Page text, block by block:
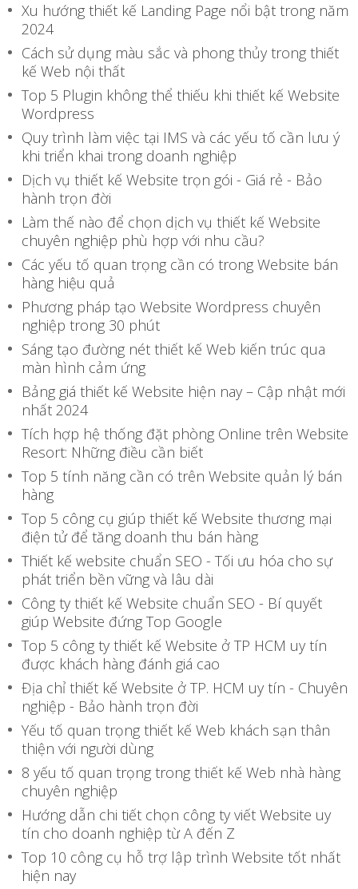
Xu hướng thiết kế Landing Page nổi bật trong năm
2024
Cách sử dụng màu sắc và phong thủy trong thiết
kế Web nội thất
Top 5 Plugin không thể thiếu khi thiết kế Website
Wordpress
Quy trình làm việc tại IMS và các yếu tố cần lưu ý
khi triển khai trong doanh nghiệp
Dịch vụ thiết kế Website trọn gói - Giá rẻ - Bảo
hành trọn đời
Làm thế nào để chọn dịch vụ thiết kế Website
chuyên nghiệp phù hợp với nhu cầu?
Các yếu tố quan trọng cần có trong Website bán
hàng hiệu quả
Phương pháp tạo Website Wordpress chuyên
nghiệp trong 30 phút
Sáng tạo đường nét thiết kế Web kiến trúc qua
màn hình cảm ứng
Bảng giá thiết kế Website hiện nay – Cập nhật mới
nhất 2024
Tích hợp hệ thống đặt phòng Online trên Website
Resort: Những điều cần biết
Top 5 tính năng cần có trên Website quản lý bán
hàng
Top 5 công cụ giúp thiết kế Website thương mại
điện tử để tăng doanh thu bán hàng
Thiết kế website chuẩn SEO - Tối ưu hóa cho sự
phát triển bền vững và lâu dài
Công ty thiết kế Website chuẩn SEO - Bí quyết
giúp Website đứng Top Google
Top 5 công ty thiết kế Website ở TP HCM uy tín
được khách hàng đánh giá cao
Địa chỉ thiết kế Website ở TP. HCM uy tín - Chuyên
nghiệp - Bảo hành trọn đời
Yếu tố quan trọng thiết kế Web khách sạn thân
thiện với người dùng
8 yếu tố quan trọng trong thiết kế Web nhà hàng
chuyên nghiệp
Hướng dẫn chi tiết chọn công ty viết Website uy
tín cho doanh nghiệp từ A đến Z
Top 10 công cụ hỗ trợ lập trình Website tốt nhất
hiện nay